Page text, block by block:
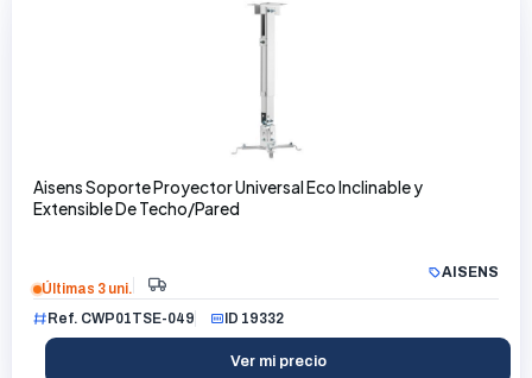
Aisens Soporte Proyector Universal Eco Inclinable y
Extensible De Techo/Pared
AISENS
Últimas 3 uni.
Ref. CWP01TSE-049
ID 19332
Ver mi precio